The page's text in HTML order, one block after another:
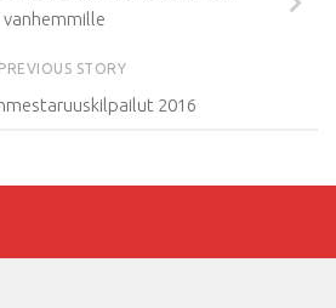
vanhemmille
PREVIOUS STORY
2016